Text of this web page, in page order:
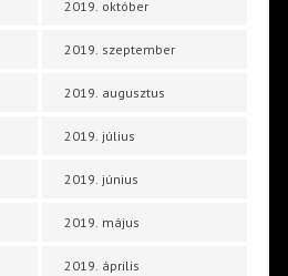
2019. október
2019. szeptember
2019. augusztus
2019. július
2019. június
2019. május
2019. április